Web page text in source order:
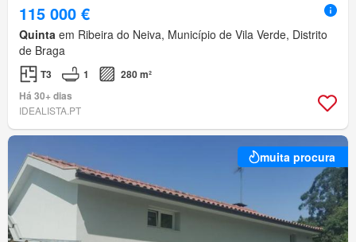
115 000 €
Quinta em Ribeira do Neiva, Município de Vila Verde, Distrito
de Braga
T3 1
280 m²
Há 30+ dias
IDEALISTA.PT
muita procura